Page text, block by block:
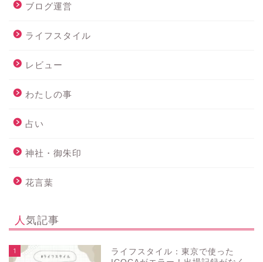
ブログ運営
ライフスタイル
レビュー
わたしの事
占い
神社・御朱印
花言葉
人気記事
1
ライフスタイル：東京で使った